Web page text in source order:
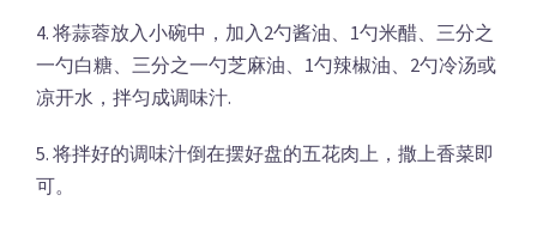
4. 将蒜蓉放入小碗中，加入2勺酱油、1勺米醋、三分之
一勺白糖、三分之一勺芝麻油、1勺辣椒油、2勺冷汤或
凉开水，拌匀成调味汁.
5. 将拌好的调味汁倒在摆好盘的五花肉上，撒上香菜即
可。